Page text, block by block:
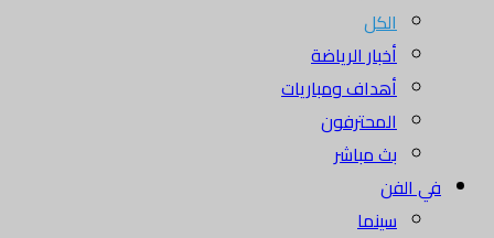
الكل
أخبار الرياضة
أهداف ومباريات
المحترفون
بث مباشر
في الفن
سينما